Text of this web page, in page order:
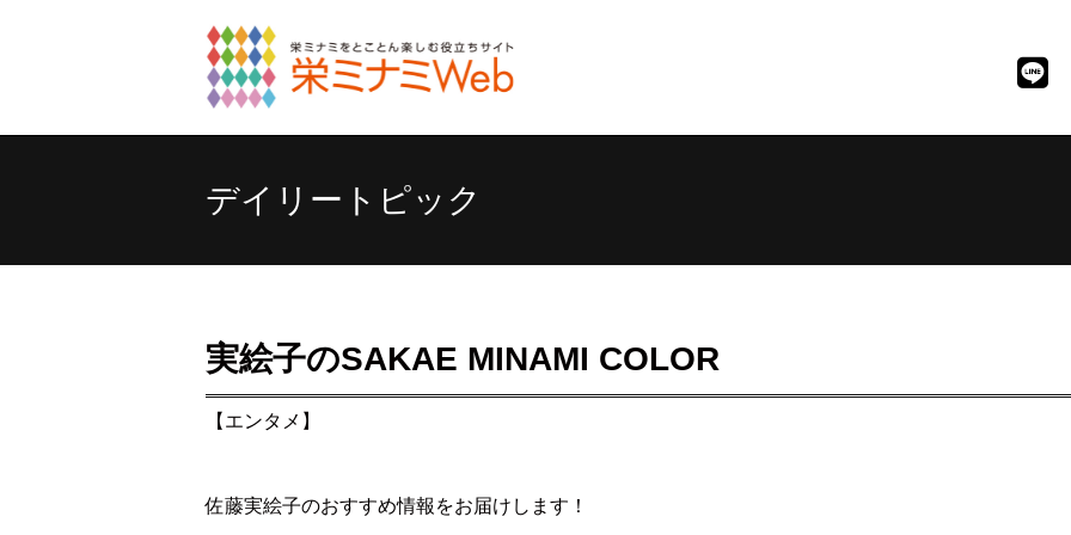
デイリートピック
実絵子のSAKAE MINAMI COLOR
【エンタメ】
佐藤実絵子のおすすめ情報をお届けします！